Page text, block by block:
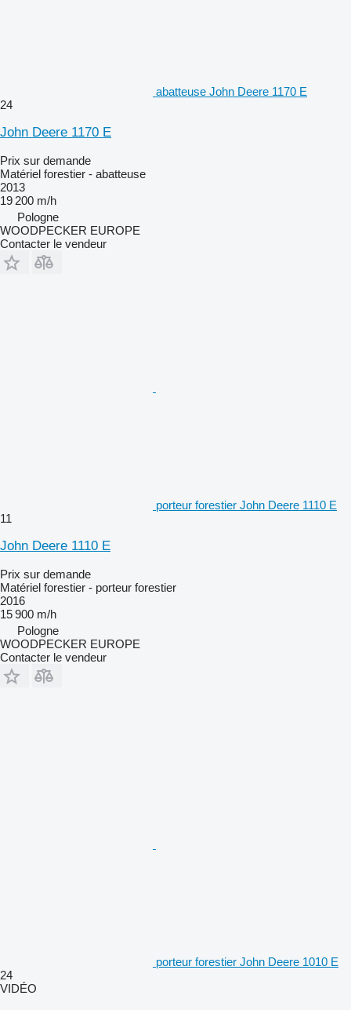
abatteuse John Deere 1170 E
24
John Deere 1170 E
Prix sur demande
Matériel forestier - abatteuse
2013
19 200 m/h
Pologne
WOODPECKER EUROPE
Contacter le vendeur
porteur forestier John Deere 1110 E
11
John Deere 1110 E
Prix sur demande
Matériel forestier - porteur forestier
2016
15 900 m/h
Pologne
WOODPECKER EUROPE
Contacter le vendeur
porteur forestier John Deere 1010 E
24
VIDÉO